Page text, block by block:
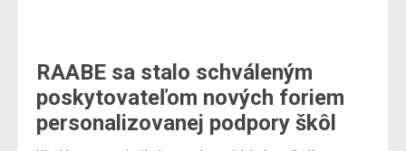
RAABE sa stalo schváleným
poskytovateľom nových foriem
personalizovanej podpory škôl